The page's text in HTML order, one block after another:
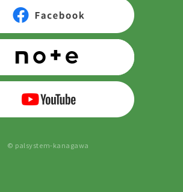
© palsystem-kanagawa